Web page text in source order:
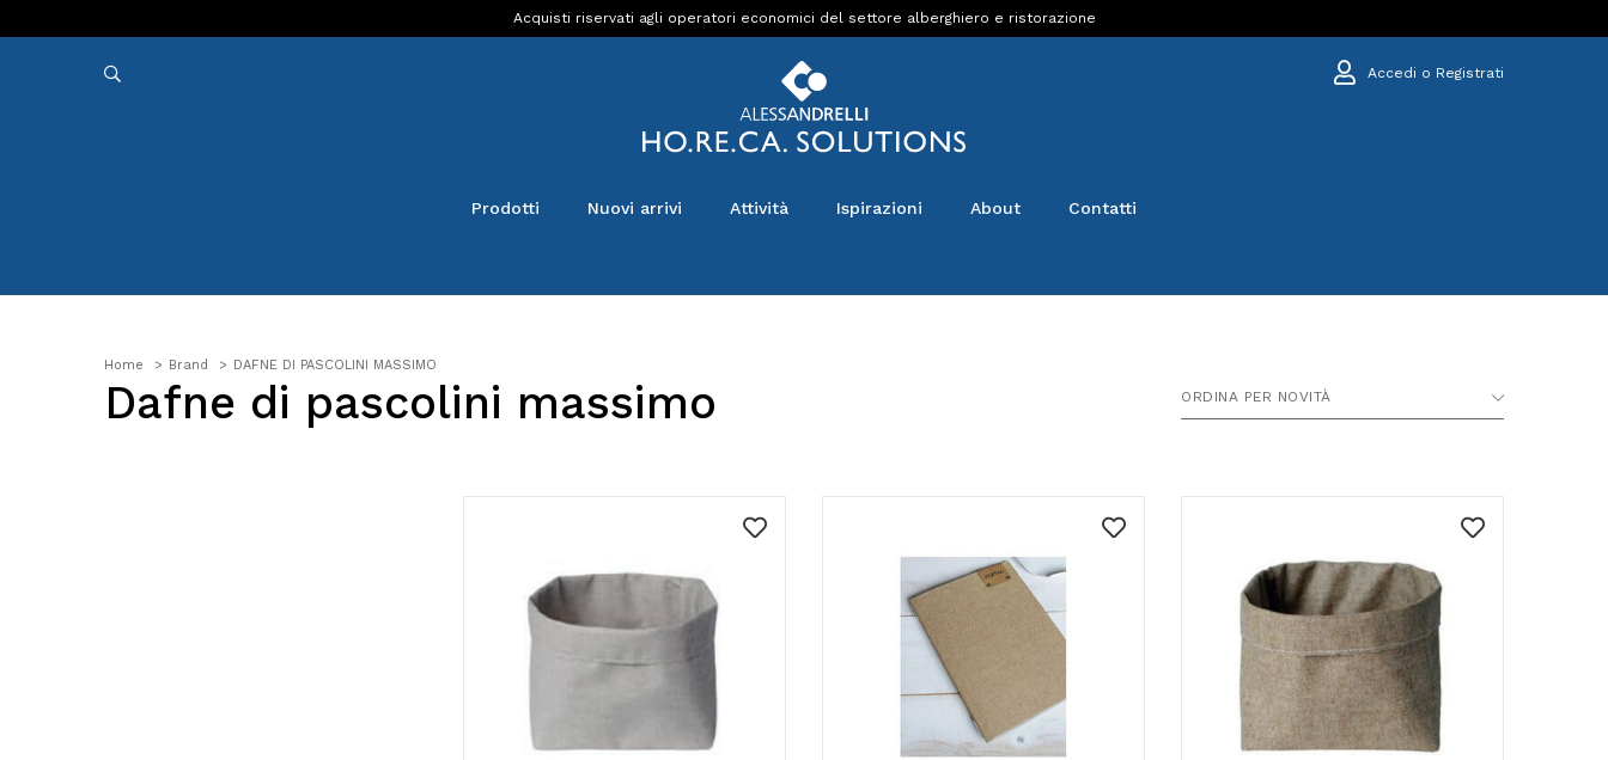
Acquisti riservati agli operatori economici del settore alberghiero e ristorazione
Accedi o Registrati
Prodotti Nuovi arrivi Attività Ispirazioni About Contatti
Home Brand DAFNE DI PASCOLINI MASSIMO
Dafne di pascolini massimo ORDINA PER NOVITÀ